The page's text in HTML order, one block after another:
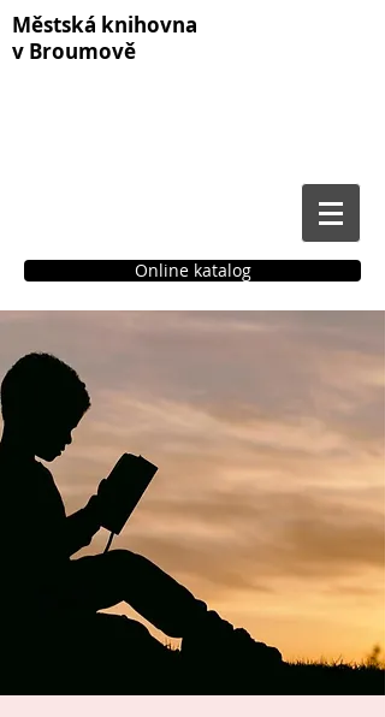
Městská knihovna
v Broumově
Online katalog